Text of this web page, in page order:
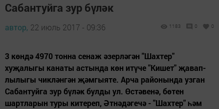
Сабантуйга зур бүләк
автор, 22 июль 2017 - 09:36 1183 0 0
3 көндә 4970 тонна сенаж әзерләгән "Шахтер"
хуҗалыгы канаты астында көн итүче "Кишет" җавап­
лылыгы чикләнгән җәмгыяте. Арча районында узган
Сабантуйга зур бүләк булды ул. Өстәвенә, бөтен
шартларын туры китереп, Әтнәдәгечә - "Шахтер" һәм